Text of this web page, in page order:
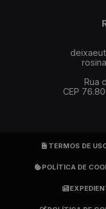
Rua
CEP
TERMOS DE
POLÍTICA DE